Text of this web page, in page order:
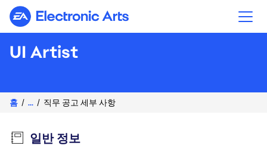
Electronic Arts
UI Artist
홈 ... 직무 공고 세부 사항
일반 정보